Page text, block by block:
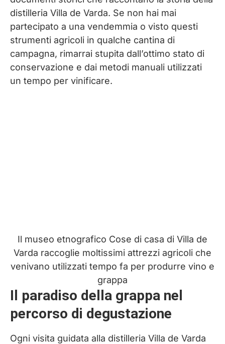
distilleria Villa de Varda. Se non hai mai
partecipato a una vendemmia o visto questi
strumenti agricoli in qualche cantina di
campagna, rimarrai stupita dall’ottimo stato di
conservazione e dai metodi manuali utilizzati
un tempo per vinificare.
Il museo etnografico Cose di casa di Villa de
Varda raccoglie moltissimi attrezzi agricoli che
venivano utilizzati tempo fa per produrre vino e
grappa
Il paradiso della grappa nel
percorso di degustazione
Ogni visita guidata alla distilleria Villa de Varda